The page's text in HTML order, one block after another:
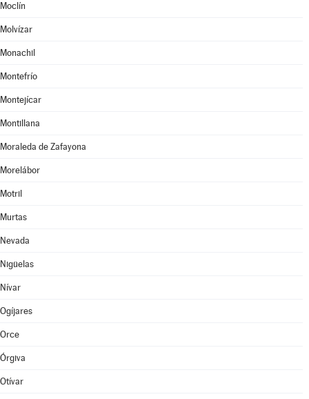
Moclín
Molvízar
Monachil
Montefrío
Montejícar
Montillana
Moraleda de Zafayona
Morelábor
Motril
Murtas
Nevada
Nigüelas
Nívar
Ogíjares
Orce
Órgiva
Otívar